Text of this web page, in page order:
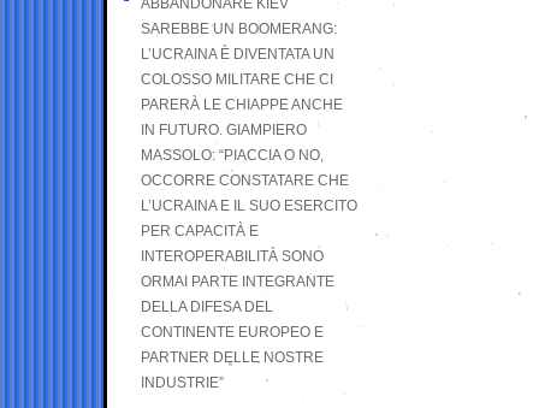
ABBANDONARE KIEV
SAREBBE UN BOOMERANG:
L’UCRAINA È DIVENTATA UN
COLOSSO MILITARE CHE CI
PARERÀ LE CHIAPPE ANCHE
IN FUTURO. GIAMPIERO
MASSOLO: “PIACCIA O NO,
OCCORRE CONSTATARE CHE
L’UCRAINA E IL SUO ESERCITO
PER CAPACITÀ E
INTEROPERABILITÀ SONO
ORMAI PARTE INTEGRANTE
DELLA DIFESA DEL
CONTINENTE EUROPEO E
PARTNER DELLE NOSTRE
INDUSTRIE”